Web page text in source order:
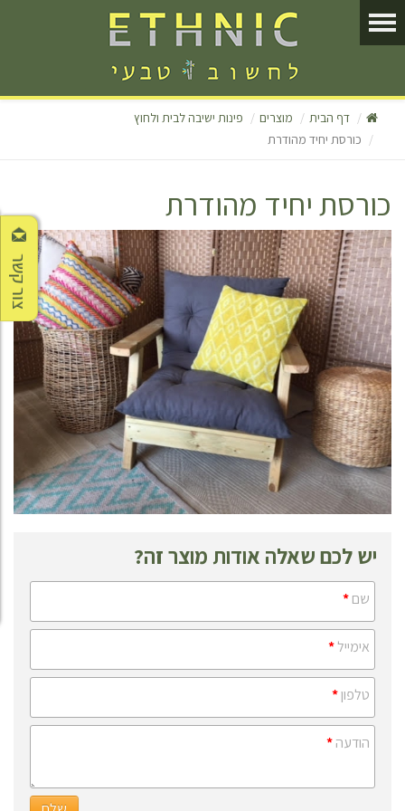
דף הבית מוצרים
פינות ישיבה לבית ולחוץ
כורסת יחיד מהודרת
כורסת יחיד מהודרת
יש לכם שאלה אודות מוצר זה?
שם*
אימייל*
טלפון*
הודעה*
צור קשר